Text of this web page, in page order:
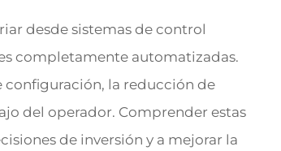
desde sistemas de control
completamente automatizadas.
configuración, la reducción de
del operador. Comprender estas
de inversión y a mejorar la